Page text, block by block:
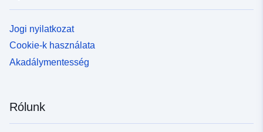
Jogi nyilatkozat
Cookie-k használata
Akadálymentesség
Rólunk